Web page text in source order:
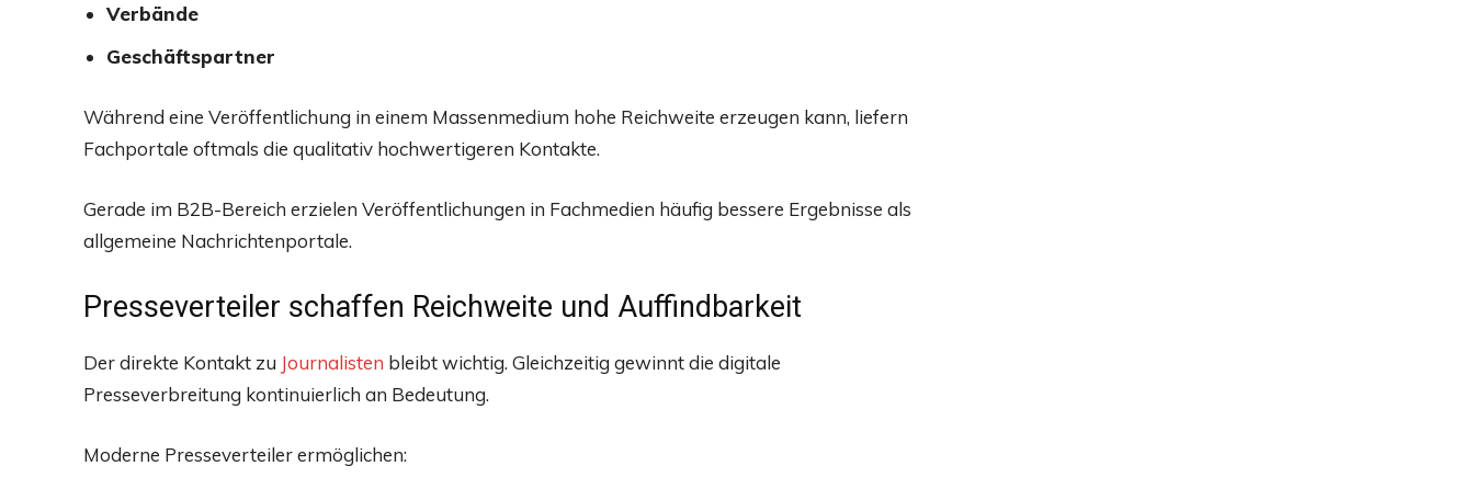
Verbände
Geschäftspartner
Während eine Veröffentlichung in einem Massenmedium hohe Reichweite erzeugen kann, liefern
Fachportale oftmals die qualitativ hochwertigeren Kontakte.
Gerade im B2B-Bereich erzielen Veröffentlichungen in Fachmedien häufig bessere Ergebnisse als
allgemeine Nachrichtenportale.
Presseverteiler schaffen Reichweite und Auffindbarkeit
Der direkte Kontakt zu Journalisten bleibt wichtig. Gleichzeitig gewinnt die digitale
Presseverbreitung kontinuierlich an Bedeutung.
Moderne Presseverteiler ermöglichen: